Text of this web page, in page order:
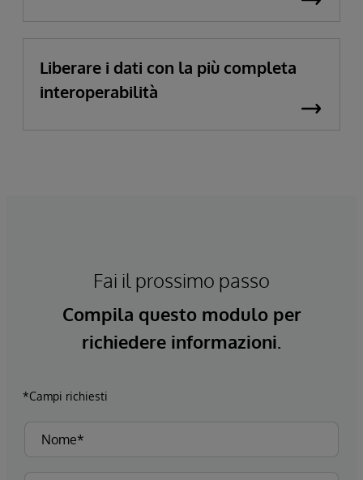
Liberare i dati con la più completa
interoperabilità
Fai il prossimo passo
Compila questo modulo per
richiedere informazioni.
*Campi richiesti